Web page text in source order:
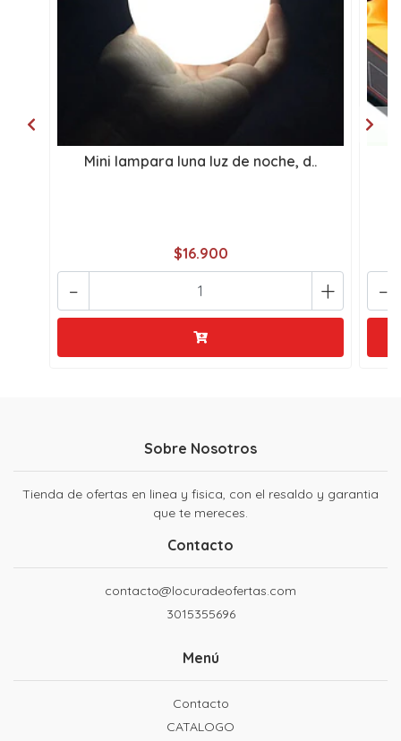
Mini lampara luna luz de noche, d..
$16.900
+
- -
Sobre Nosotros
Tienda de ofertas en linea y fisica, con el resaldo y garantia
que te mereces.
Contacto
contacto@locuradeofertas.com
3015355696
Menú
Contacto
CATALOGO